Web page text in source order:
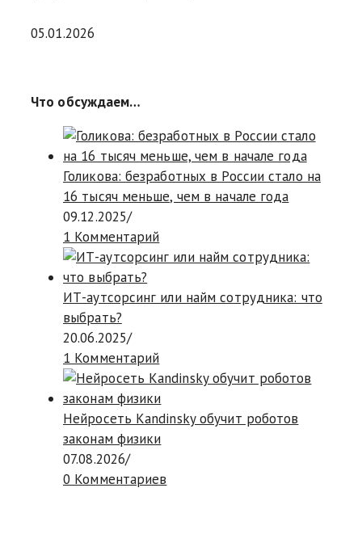
05.01.2026
Что обсуждаем…
Голикова: безработных в России стало на
16 тысяч меньше, чем в начале года
09.12.2025/
1 Комментарий
ИТ-аутсорсинг или найм сотрудника: что
выбрать?
20.06.2025/
1 Комментарий
Нейросеть Kandinsky обучит роботов
законам физики
07.08.2026/
0 Комментариев